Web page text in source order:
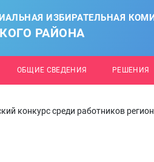
ИЗБИРАТЕЛЬНАЯ
РАЙОНА
ОБЩИЕ СВЕДЕНИЯ РЕШЕНИЯ
конкурс среди работников